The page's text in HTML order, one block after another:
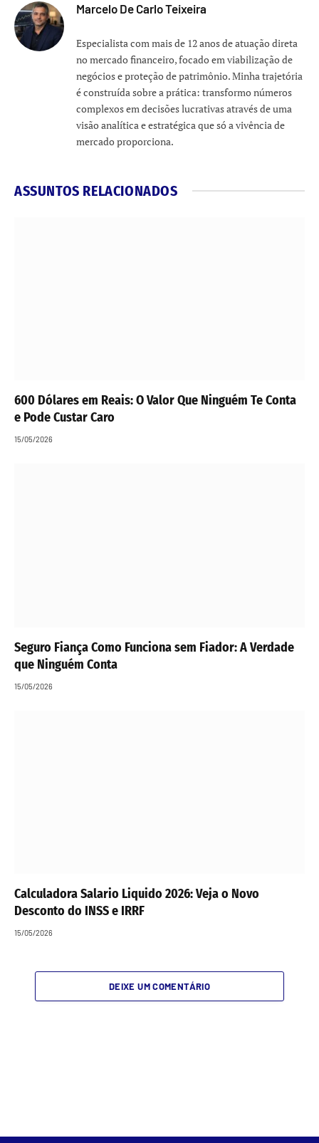
Marcelo De Carlo Teixeira
Especialista com mais de 12 anos de atuação direta
no mercado financeiro, focado em viabilização de
negócios e proteção de patrimônio. Minha trajetória
é construída sobre a prática: transformo números
complexos em decisões lucrativas através de uma
visão analítica e estratégica que só a vivência de
mercado proporciona.
ASSUNTOS RELACIONADOS
600 Dólares em Reais: O Valor Que Ninguém Te Conta
e Pode Custar Caro
15/05/2026
Seguro Fiança Como Funciona sem Fiador: A Verdade
que Ninguém Conta
15/05/2026
Calculadora Salario Liquido 2026: Veja o Novo
Desconto do INSS e IRRF
15/05/2026
DEIXE UM COMENTÁRIO